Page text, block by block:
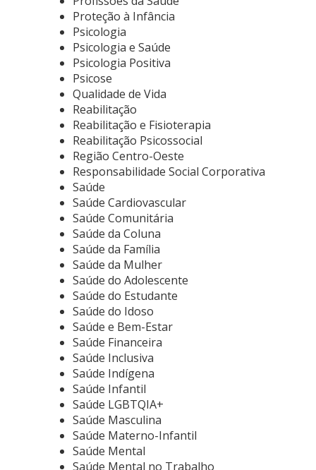
Proteção à Infância
Psicologia
Psicologia e Saúde
Psicologia Positiva
Psicose
Qualidade de Vida
Reabilitação
Reabilitação e Fisioterapia
Reabilitação Psicossocial
Região Centro-Oeste
Responsabilidade Social Corporativa
Saúde
Saúde Cardiovascular
Saúde Comunitária
Saúde da Coluna
Saúde da Família
Saúde da Mulher
Saúde do Adolescente
Saúde do Estudante
Saúde do Idoso
Saúde e Bem-Estar
Saúde Financeira
Saúde Inclusiva
Saúde Indígena
Saúde Infantil
Saúde LGBTQIA+
Saúde Masculina
Saúde Materno-Infantil
Saúde Mental
Saúde Mental no Trabalho